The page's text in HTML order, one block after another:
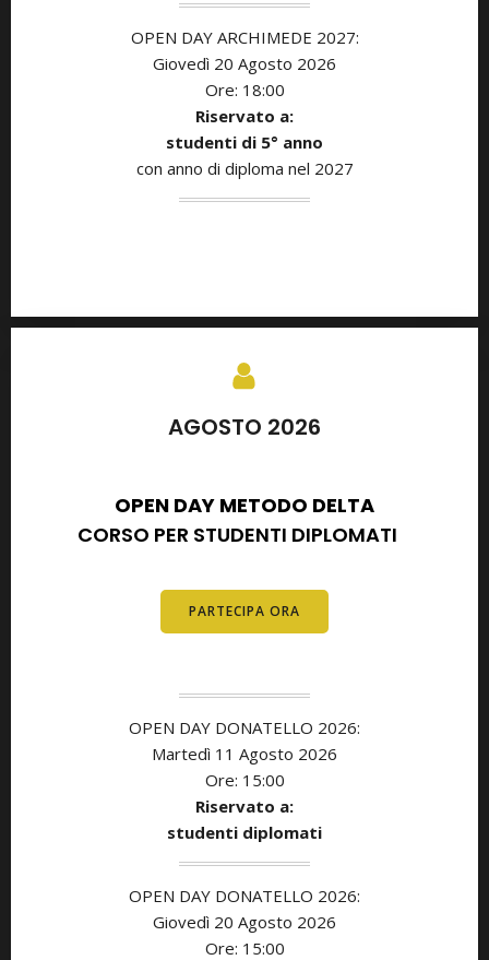
OPEN DAY ARCHIMEDE 2027:
Giovedì 20 Agosto 2026
Ore: 18:00
Riservato a:
studenti di 5° anno
con anno di diploma nel 2027
AGOSTO 2026
OPEN DAY METODO DELTA
CORSO PER STUDENTI DIPLOMATI
PARTECIPA ORA
OPEN DAY DONATELLO 2026:
Martedì 11 Agosto 2026
Ore: 15:00
Riservato a:
studenti diplomati
OPEN DAY DONATELLO 2026:
Giovedì 20 Agosto 2026
Ore: 15:00